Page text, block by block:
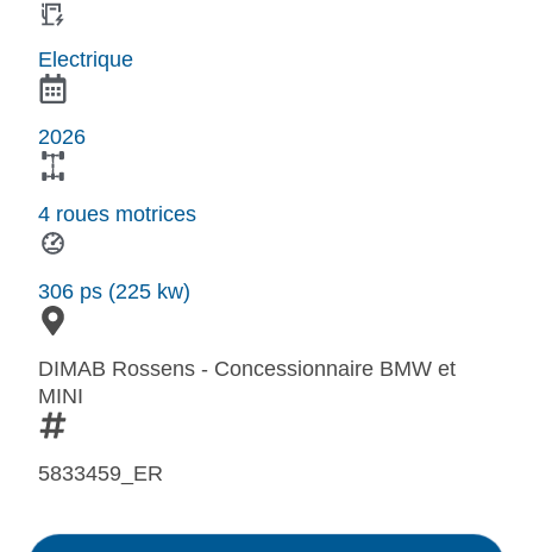
Electrique
2026
4 roues motrices
306 ps (225 kw)
DIMAB Rossens - Concessionnaire BMW et
MINI
5833459_ER